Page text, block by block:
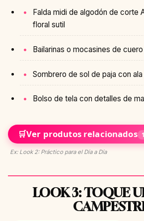
Falda midi de algodón de corte
floral sutil
Bailarinas o mocasines de
Sombrero de sol de paja con ala
Bolso de tela con detalles de
🛒Ver produtos relacionados 1
Ex: Look 2: Práctico para el Día a Día
LOOK 3: TOQUE